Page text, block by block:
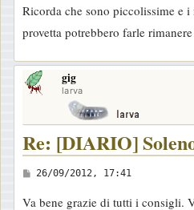
Ricorda che sono piccolissime e
provetta potrebbero farle
gig
larva
Re: [DIARIO]
M
26/09/2012, 17:41
Va bene grazie di tutti i consigli.